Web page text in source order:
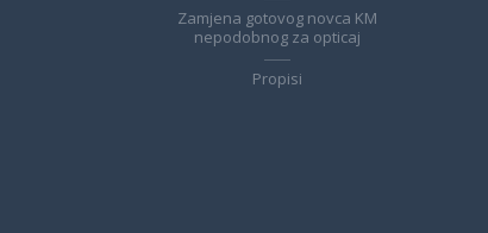
Zamjena gotovog novca KM
nepodobnog za opticaj
Propisi